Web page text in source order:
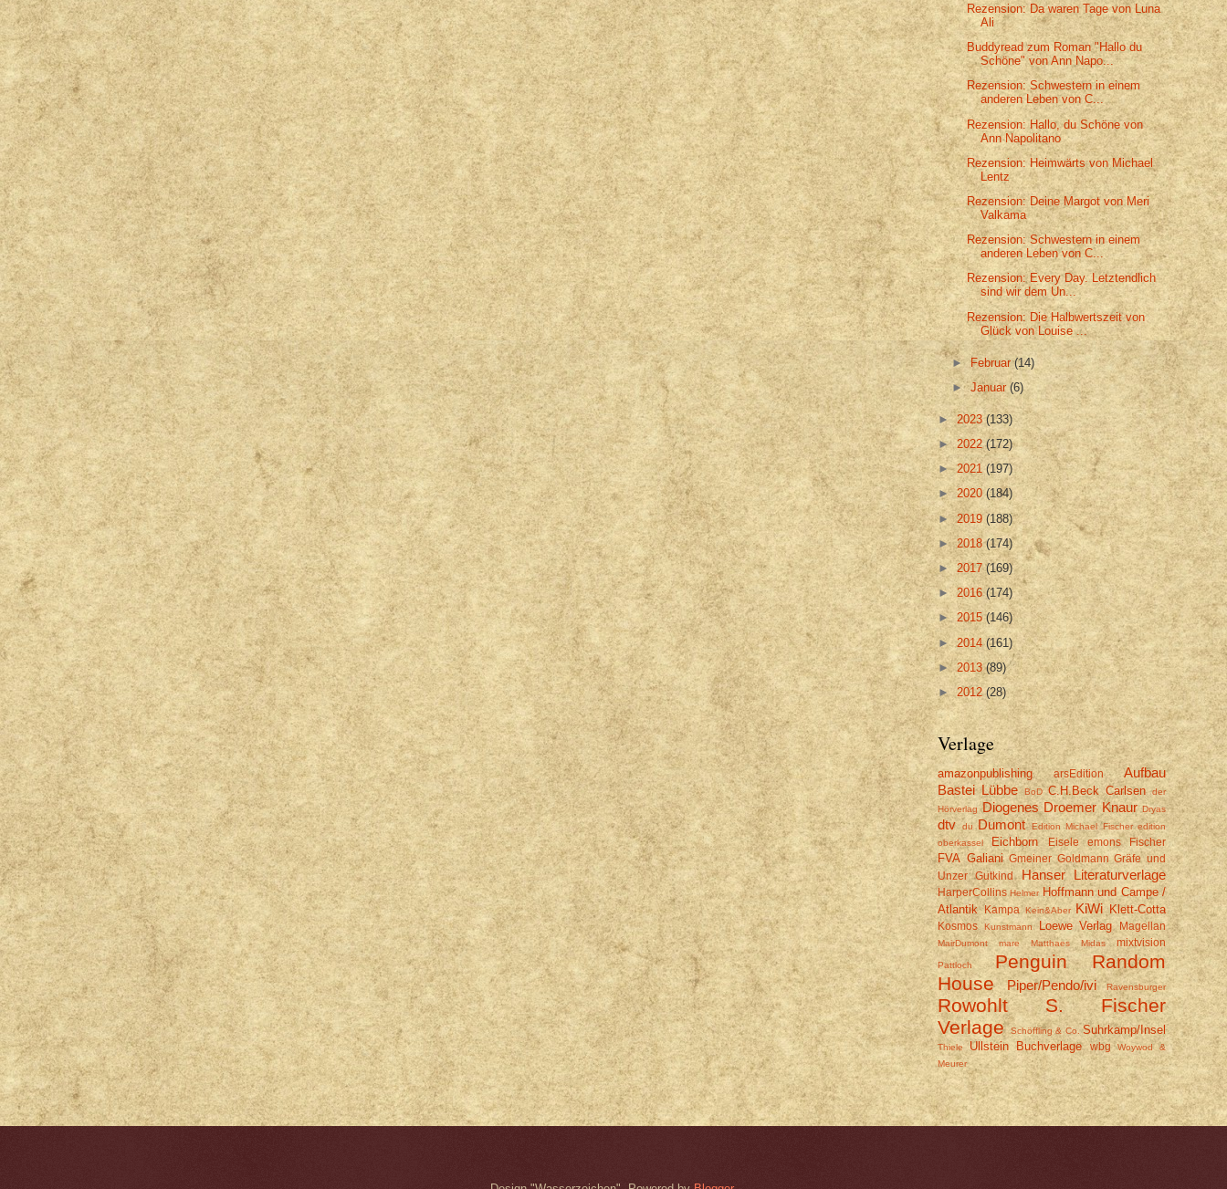
Rezension: Da waren Tage von Luna
Ali
Buddyread zum Roman "Hallo du
Schöne" von Ann Napo...
Rezension: Schwestern in einem
anderen Leben von C...
Rezension: Hallo, du Schöne von
Ann Napolitano
Rezension: Heimwärts von Michael
Lentz
Rezension: Deine Margot von Meri
Valkama
Rezension: Schwestern in einem
anderen Leben von C...
Rezension: Every Day. Letztendlich
sind wir dem Un...
Rezension: Die Halbwertszeit von
Glück von Louise ...
►Februar(14)
►Januar(6)
►2023(133)
► 2022(172)
►2021(197)
►2020(184)
►2019 (188)
►2018(174)
►2017(169)
► 2016(174)
► 2015(146)
►2014(161)
►2013(89)
►2012(28)
Verlage
amazonpublishing arsEdition
Aufbau
Bastei Lübbe
BoD C.H.Beck Carlsen
der
Hörverlag Diogenes Droemer Knaur Dryas
dtv du Dumont Edition Michael Fischer edition
oberkassel
Eichborn Eisele emons Fischer
FVA Galiani Gmeiner Goldmann Gräfe und
Unzer
Gutkind Hanser Literaturverlage
HarperCollins Helmer Hoffmann und Campe /
Atlantik Kampa Kein&Aber KiWi Klett-Cotta
Kosmos Kunstmann Loewe Verlag Magellan
MairDumont mare Matthaes Midas mixtvision
Pattloch
Penguin Random
House
Piper/Pendo/ivi Ravensburger
Rowohlt
S. Fischer
Verlage
Schöffling & Co. Suhrkamp/Insel
Thiele Ullstein Buchverlage wbg
Woywod &
Meurer